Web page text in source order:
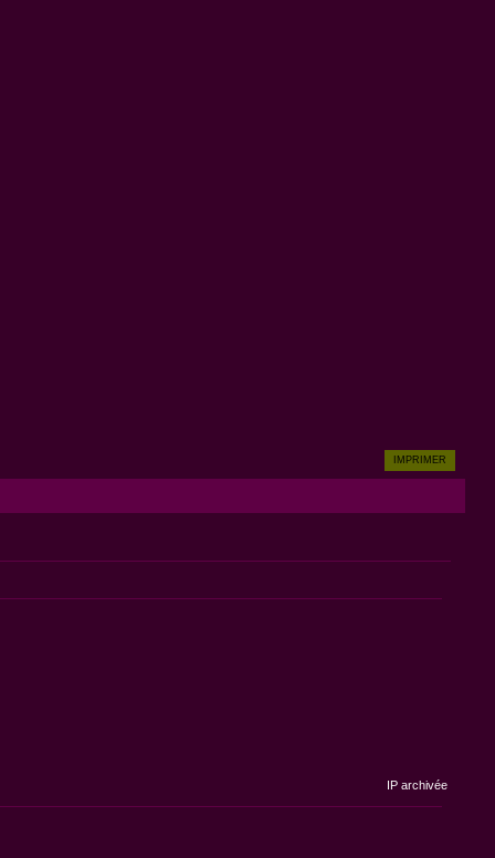
IMPRIMER
IP archivée